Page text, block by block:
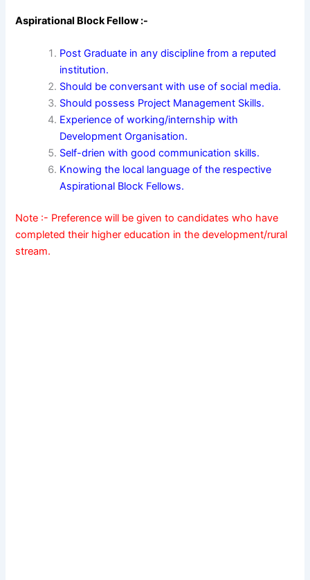
Aspirational Block Fellow :-
Post Graduate in any discipline from a reputed
institution.
Should be conversant with use of social media.
Should possess Project Management Skills.
Experience of working/internship with
Development Organisation.
Self-drien with good communication skills.
Knowing the local language of the respective
Aspirational Block Fellows.
Note :- Preference will be given to candidates who have
completed their higher education in the development/rural
stream.